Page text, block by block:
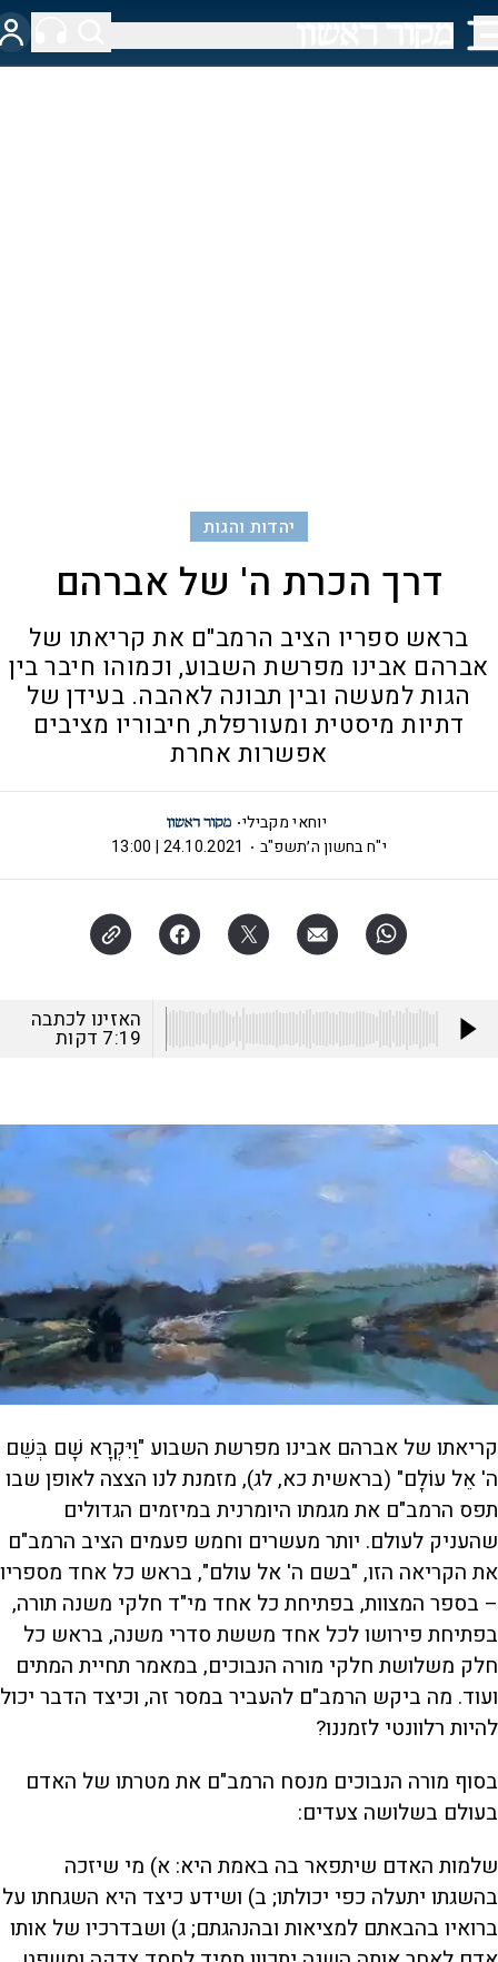
יהדות והגות
דרך הכרת ה' של אברהם
בראש ספריו הציב הרמב"ם את קריאתו של
אברהם אבינו מפרשת השבוע, וכמוהו חיבר בין
הגות למעשה ובין תבונה לאהבה. בעידן של
דתיות מיסטית ומעורפלת, חיבוריו מציבים
אפשרות אחרת
יוחאי מקבילי
י"ח בחשון ה׳תשפ"ב
24.10.2021 | 13:00
האזינו לכתבה
7:19 דקות
קריאתו של אברהם אבינו מפרשת השבוע "וַיִּקְרָא שָׁם בְּשֵׁם
ה' אֵל עוֹלָם" (בראשית כא, לג), מזמנת לנו הצצה לאופן שבו
תפס הרמב"ם את מגמתו היומרנית במיזמים הגדולים
שהעניק לעולם. יותר מעשרים וחמש פעמים הציב הרמב"ם
את הקריאה הזו, "בשם ה' אל עולם", בראש כל אחד מספריו
– בספר המצוות, בפתיחת כל אחד מי"ד חלקי משנה תורה,
בפתיחת פירושו לכל אחד מששת סדרי משנה, בראש כל
חלק משלושת חלקי מורה הנבוכים, במאמר תחיית המתים
ועוד. מה ביקש הרמב"ם להעביר במסר זה, וכיצד הדבר יכול
להיות רלוונטי לזמננו?
בסוף מורה הנבוכים מנסח הרמב"ם את מטרתו של האדם
בעולם בשלושה צעדים:
שלמות האדם שיתפאר בה באמת היא: א) מי שיזכה
בהשגתו יתעלה כפי יכולתו; ב) ושידע כיצד היא השגחתו על
ברואיו בהבאתם למציאות ובהנהגתם; ג) ושבדרכיו של אותו